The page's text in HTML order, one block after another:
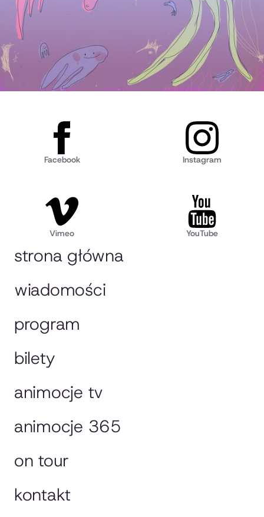
strona główna
wiadomości
program
bilety
animocje tv
animocje 365
on tour
kontakt
Facebook Instagram
Vimeo YouTube